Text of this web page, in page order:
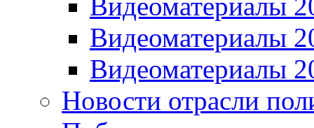
Видеоматериалы
Видеоматериалы
Видеоматериалы
Новости отрасли